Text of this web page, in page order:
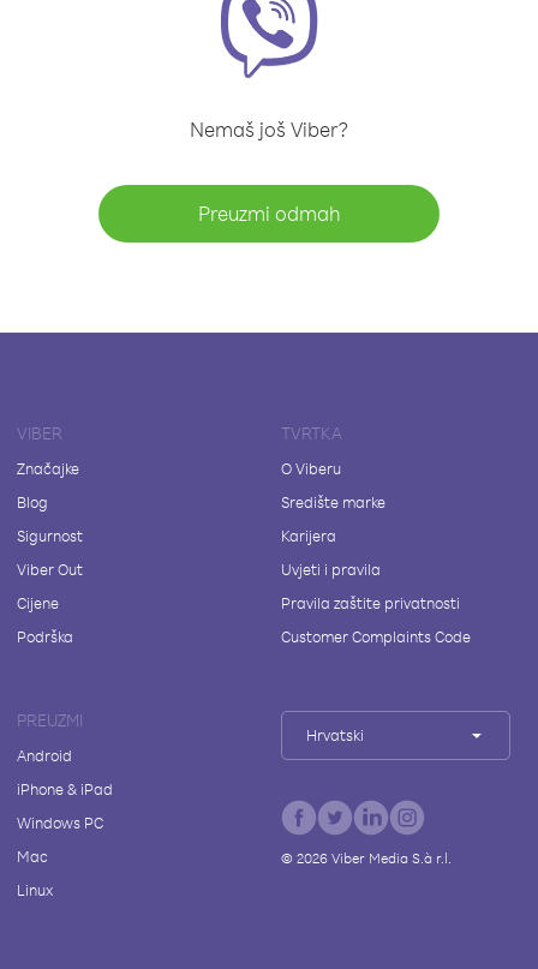
Nemaš još Viber?
Preuzmi odmah
VIBER
Značajke
Blog
Sigurnost
Viber Out
Cijene
Podrška
TVRTKA
O Viberu
Središte marke
Karijera
Uvjeti i pravila
Pravila zaštite privatnosti
Customer Complaints Code
PREUZMI
Android
iPhone & iPad
Windows PC
Mac
Linux
Hrvatski
© 2026Viber Media S.à r.l.